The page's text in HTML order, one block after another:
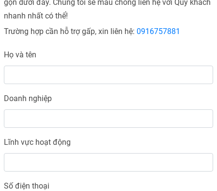
gọn dưới đây. Chúng tôi sẽ mau chóng liên hệ với Quý khách
nhanh nhất có thể!
Trường hợp cần hỗ trợ gấp, xin liên hệ: 0916757881
Họ và tên
Doanh nghiệp
Lĩnh vực hoạt động
Số điện thoại